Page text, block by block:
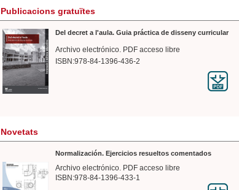
Publicacions gratuïtes
Del decret a l'aula. Guia práctica de disseny curricular
Archivo electrónico. PDF acceso libre
ISBN:978-84-1396-436-2
Novetats
Normalización. Ejercicios resueltos comentados
Archivo electrónico. PDF acceso libre
ISBN:978-84-1396-433-1